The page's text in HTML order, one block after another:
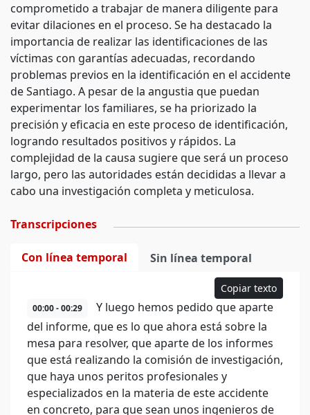
comprometido a trabajar de manera diligente para
evitar dilaciones en el proceso. Se ha destacado la
importancia de realizar las identificaciones de las
víctimas con garantías adecuadas, recordando
problemas previos en la identificación en el accidente
de Santiago. A pesar de la angustia que puedan
experimentar los familiares, se ha priorizado la
precisión y eficacia en este proceso de identificación,
logrando resultados positivos y rápidos. La
complejidad de la causa sugiere que será un proceso
largo, pero las autoridades están decididas a llevar a
cabo una investigación completa y meticulosa.
Transcripciones
Con línea temporal Sin línea temporal
Copiar texto
00:00 - 00:29
Y luego hemos pedido que aparte
del informe, que es lo que ahora está sobre la
mesa para resolver, que aparte de los informes
que está realizando la comisión de investigación,
que haya unos peritos profesionales y
especializados en la materia de este accidente
en concreto, para que sean unos ingenieros de